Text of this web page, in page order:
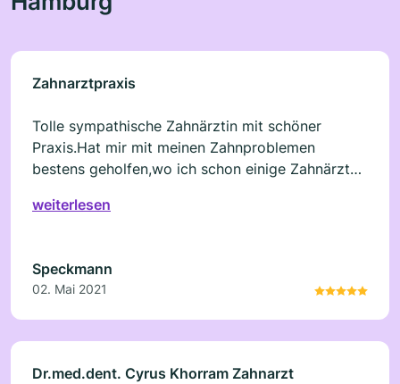
Zahnarztpraxis
Tolle sympathische Zahnärztin mit schöner
Praxis.Hat mir mit meinen Zahnproblemen
bestens geholfen,wo ich schon einige Zahnärzte
Behandlung als auch die professionelle
weiterlesen
Speckmann
02. Mai 2021
Dr.med.dent. Cyrus Khorram Zahnarzt